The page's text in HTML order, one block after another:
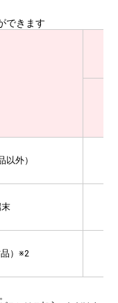
できます
以外）
）※2